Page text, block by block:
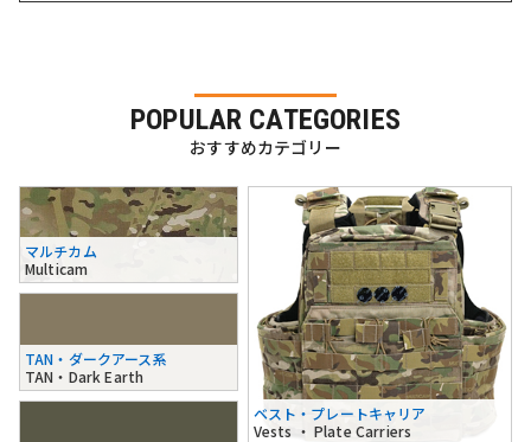
POPULAR CATEGORIES
おすすめカテゴリー
マルチカム
Multicam
TAN・ダークアース系
TAN・Dark Earth
ベスト・プレートキャリア
Vests ・ Plate Carriers